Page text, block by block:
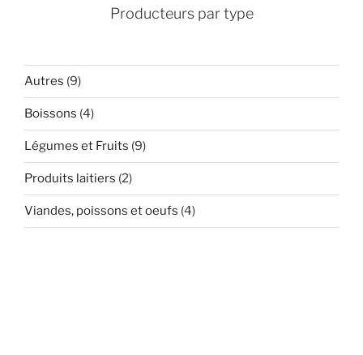
Producteurs par type
Autres (9)
Boissons (4)
Légumes et Fruits (9)
Produits laitiers (2)
Viandes, poissons et oeufs (4)